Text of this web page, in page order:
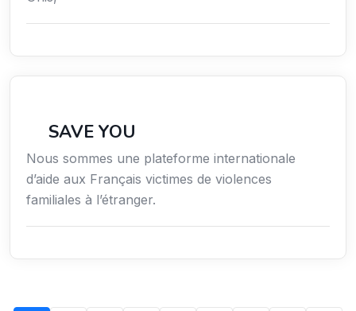
SAVE YOU
Nous sommes une plateforme internationale
d’aide aux Français victimes de violences
familiales à l’étranger.